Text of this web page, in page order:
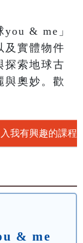
& me」
及實體物件
探索地球古
與奧妙。歡
我有興趣的課程
& me